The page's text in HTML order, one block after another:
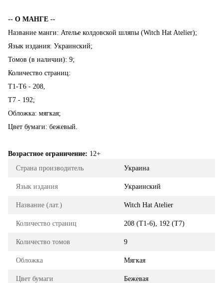
-- О МАНГЕ --
Название манги: Ателье колдовской шляпы (Witch Hat Atelier);
Язык издания: Украинский;
Томов (в наличии): 9;
Количество страниц:
Т1-Т6 - 208,
Т7 - 192;
Обложка: мягкая;
Цвет бумаги: бежевый.
Возрастное ограничение: 12+
Страна производитель
Украина
Язык издания Украинский
Название (лат.) Witch Hat Atelier
Количество страниц 208 (Т1-6), 192 (Т7)
Количество томов 9
Обложка Мягкая
Цвет бумаги Бежевая